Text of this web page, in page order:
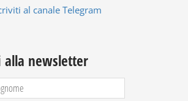
al canale Telegram
alla newsletter